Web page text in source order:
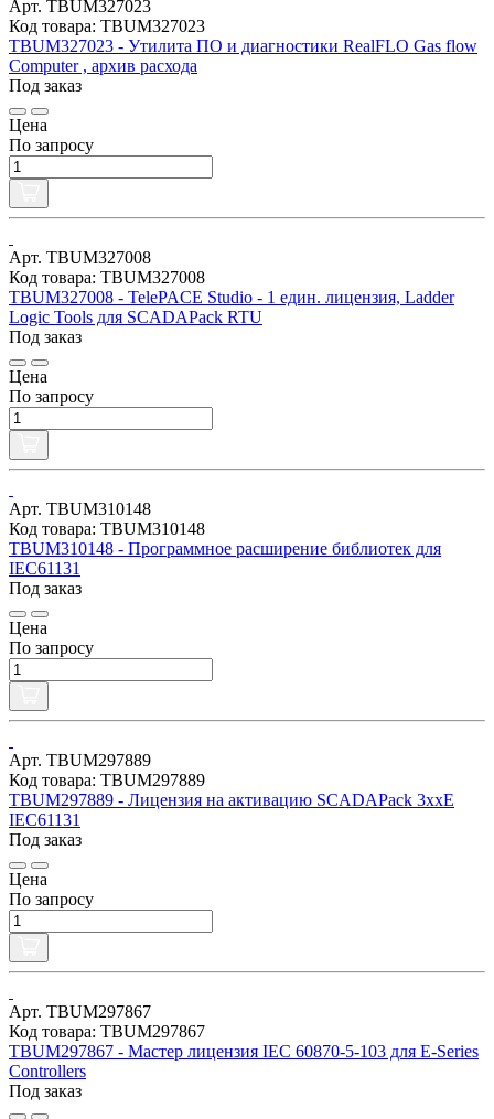
Арт. TBUM327023
Код товара: TBUM327023
TBUM327023 - Утилита ПО и диагностики RealFLO Gas flow
Computer , архив расхода
Под заказ
Цена
По запросу
Арт. TBUM327008
Код товара: TBUM327008
TBUM327008 - TelePACE Studio - 1 един. лицензия, Ladder
Logic Tools для SCADAPack RTU
Под заказ
Цена
По запросу
Арт. TBUM310148
Код товара: TBUM310148
TBUM310148 - Программное расширение библиотек для
IEC61131
Под заказ
Цена
По запросу
Арт. TBUM297889
Код товара: TBUM297889
TBUM297889 - Лицензия на активацию SCADAPack 3xxE
IEC61131
Под заказ
Цена
По запросу
Арт. TBUM297867
Код товара: TBUM297867
TBUM297867 - Мастер лицензия IEC 60870-5-103 для E-Series
Controllers
Под заказ